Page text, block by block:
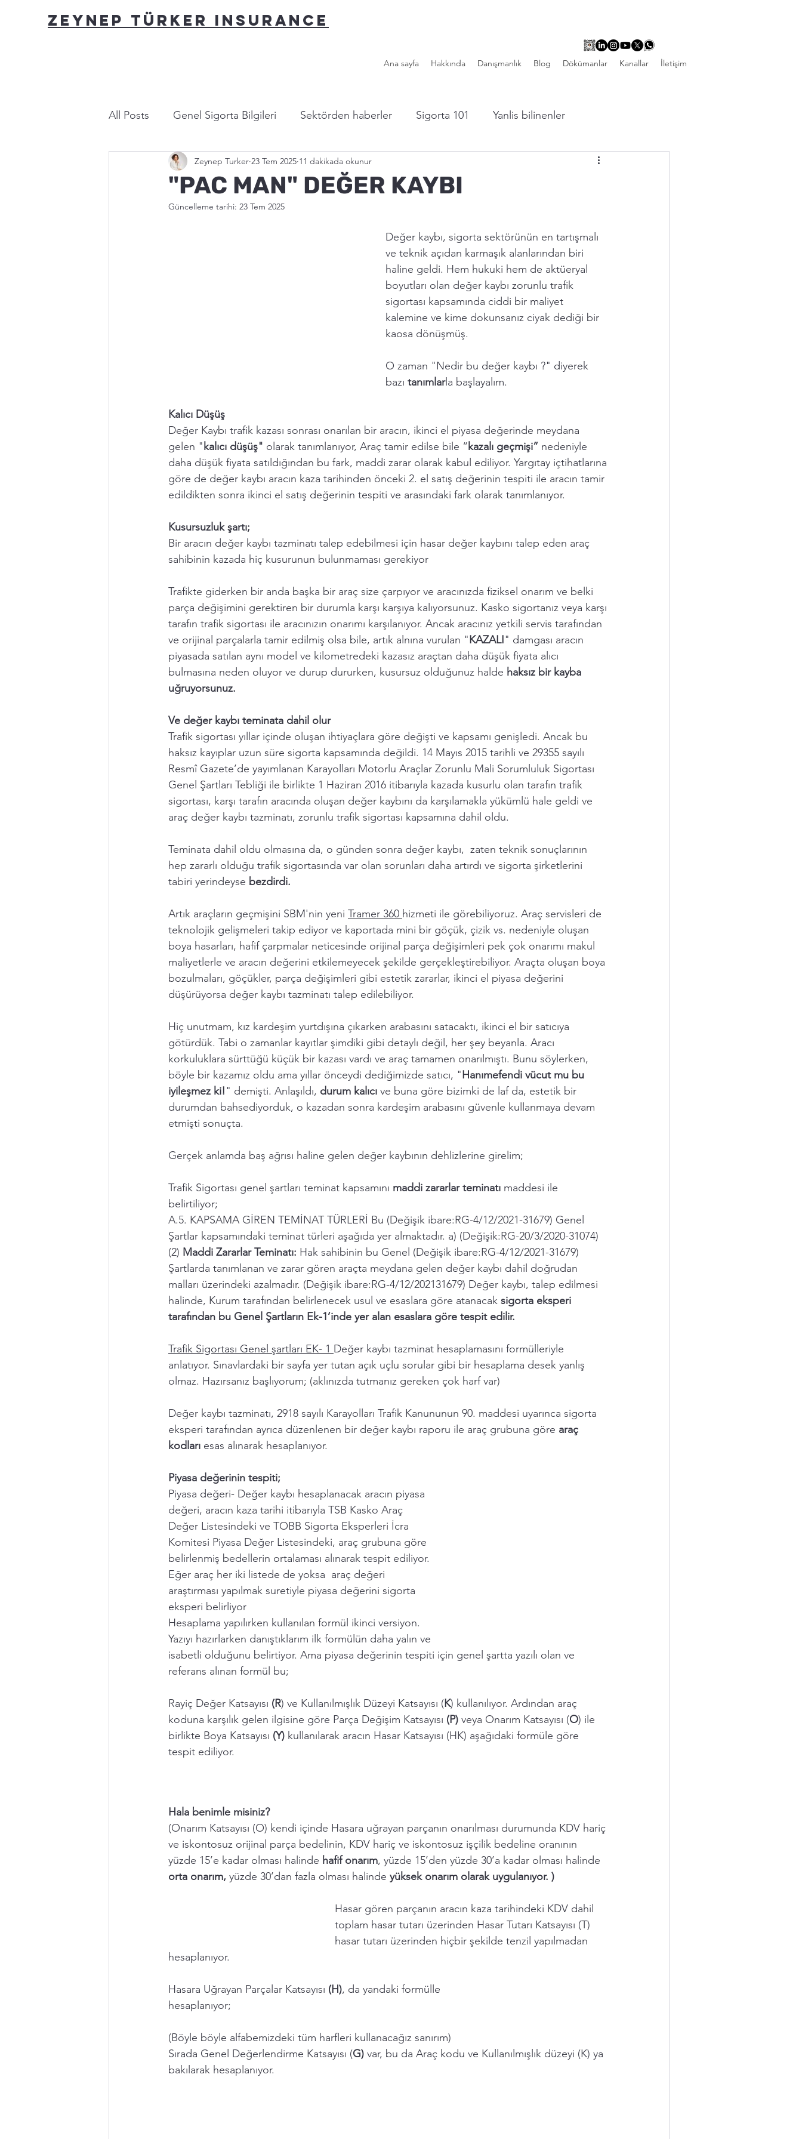
ZEYNEP TÜRKER INSURANCE
Ana sayfa Hakkında Danışmanlık Blog Dökümanlar Kanallar İletişim
All Posts Genel Sigorta Bilgileri Sektörden haberler Sigorta 101 Yanlis bilinenler
Yasa ve Mevzuat Bu nasıl sigorta? Yazardan...
"PAC MAN" DEĞER KAYBI
Zeynep Turker 23 Tem 2025 11 dakikada okunur
Güncelleme tarihi: 23 Tem 2025
Değer kaybı, sigorta sektörünün en tartışmalı
ve teknik açıdan karmaşık alanlarından biri
haline geldi. Hem hukuki hem de aktüeryal
boyutları olan değer kaybı zorunlu trafik
sigortası kapsamında ciddi bir maliyet
kalemine ve kime dokunsanız ciyak dediği bir
kaosa dönüşmüş.
O zaman "Nedir bu değer kaybı ?" diyerek
bazı tanımlarla başlayalım.
Kalıcı Düşüş
Değer Kaybı trafik kazası sonrası onarılan bir aracın, ikinci el piyasa değerinde meydana
gelen " kalıcı düşüş" olarak tanımlanıyor, Araç tamir edilse bile “kazalı geçmişi” nedeniyle
daha düşük fiyata satıldığından bu fark, maddi zarar olarak kabul ediliyor. Yargıtay içtihatlarına
göre de değer kaybı aracın kaza tarihinden önceki 2. el satış değerinin tespiti ile aracın tamir
edildikten sonra ikinci el satış değerinin tespiti ve arasındaki fark olarak tanımlanıyor.
Kusursuzluk şartı;
Bir aracın değer kaybı tazminatı talep edebilmesi için hasar değer kaybını talep eden araç
sahibinin kazada hiç kusurunun bulunmaması gerekiyor
Trafikte giderken bir anda başka bir araç size çarpıyor ve aracınızda fiziksel onarım ve belki
parça değişimini gerektiren bir durumla karşı karşıya kalıyorsunuz. Kasko sigortanız veya karşı
tarafın trafik sigortası ile aracınızın onarımı karşılanıyor. Ancak aracınız yetkili servis tarafından
ve orijinal parçalarla tamir edilmiş olsa bile, artık alnına vurulan "KAZALI" damgası aracın
piyasada satılan aynı model ve kilometredeki kazasız araçtan daha düşük fiyata alıcı
bulmasına neden oluyor ve durup dururken, kusursuz olduğunuz halde haksız bir kayba
uğruyorsunuz.
Ve değer kaybı teminata dahil olur
Trafik sigortası yıllar içinde oluşan ihtiyaçlara göre değişti ve kapsamı genişledi. Ancak bu
haksız kayıplar uzun süre sigorta kapsamında değildi. 14 Mayıs 2015 tarihli ve 29355 sayılı
Resmî Gazete’de yayımlanan Karayolları Motorlu Araçlar Zorunlu Mali Sorumluluk Sigortası
Genel Şartları Tebliği ile birlikte 1 Haziran 2016 itibarıyla kazada kusurlu olan tarafın trafik
sigortası, karşı tarafın aracında oluşan değer kaybını da karşılamakla yükümlü hale geldi ve
araç değer kaybı tazminatı, zorunlu trafik sigortası kapsamına dahil oldu.
Teminata dahil oldu olmasına da, o günden sonra değer kaybı,  zaten teknik sonuçlarının
hep zararlı olduğu trafik sigortasında var olan sorunları daha artırdı ve sigorta şirketlerini
tabiri yerindeyse bezdirdi.
Artık araçların geçmişini SBM'nin yeni Tramer 360 hizmeti ile görebiliyoruz. Araç servisleri de
teknolojik gelişmeleri takip ediyor ve kaportada mini bir göçük, çizik vs. nedeniyle oluşan
boya hasarları, hafif çarpmalar neticesinde orijinal parça değişimleri pek çok onarımı makul
maliyetlerle ve aracın değerini etkilemeyecek şekilde gerçekleştirebiliyor. Araçta oluşan boya
bozulmaları, göçükler, parça değişimleri gibi estetik zararlar, ikinci el piyasa değerini
düşürüyorsa değer kaybı tazminatı talep edilebiliyor.
Hiç unutmam, kız kardeşim yurtdışına çıkarken arabasını satacaktı, ikinci el bir satıcıya
götürdük. Tabi o zamanlar kayıtlar şimdiki gibi detaylı değil, her şey beyanla. Aracı
korkuluklara sürttüğü küçük bir kazası vardı ve araç tamamen onarılmıştı. Bunu söylerken,
böyle bir kazamız oldu ama yıllar önceydi dediğimizde satıcı, "Hanımefendi vücut mu bu
iyileşmez ki! " demişti. Anlaşıldı, durum kalıcı ve buna göre bizimki de laf da, estetik bir
durumdan bahsediyorduk, o kazadan sonra kardeşim arabasını güvenle kullanmaya devam
etmişti sonuçta.
Gerçek anlamda baş ağrısı haline gelen değer kaybının dehlizlerine girelim;
Trafik Sigortası genel şartları teminat kapsamını maddi zararlar teminatı maddesi ile
belirtiliyor;
A.5. KAPSAMA GİREN TEMİNAT TÜRLERİ Bu (Değişik ibare:RG-4/12/2021-31679) Genel
Şartlar kapsamındaki teminat türleri aşağıda yer almaktadır. a) (Değişik:RG-20/3/2020-31074)
(2) Maddi Zararlar Teminatı: Hak sahibinin bu Genel (Değişik ibare:RG-4/12/2021-31679)
Şartlarda tanımlanan ve zarar gören araçta meydana gelen değer kaybı dahil doğrudan
malları üzerindeki azalmadır. (Değişik ibare:RG-4/12/202131679) Değer kaybı, talep edilmesi
halinde, Kurum tarafından belirlenecek usul ve esaslara göre atanacak sigorta eksperi
tarafından bu Genel Şartların Ek-1’inde yer alan esaslara göre tespit edilir.
Trafik Sigortası Genel şartları EK- 1 Değer kaybı tazminat hesaplamasını formülleriyle
anlatıyor. Sınavlardaki bir sayfa yer tutan açık uçlu sorular gibi bir hesaplama desek yanlış
olmaz. Hazırsanız başlıyorum; (aklınızda tutmanız gereken çok harf var)
Değer kaybı tazminatı, 2918 sayılı Karayolları Trafik Kanununun 90. maddesi uyarınca sigorta
eksperi tarafından ayrıca düzenlenen bir değer kaybı raporu ile araç grubuna göre araç
kodları esas alınarak hesaplanıyor.
Piyasa değerinin tespiti;
Piyasa değeri- Değer kaybı hesaplanacak aracın piyasa
değeri, aracın kaza tarihi itibarıyla TSB Kasko Araç
Değer Listesindeki ve TOBB Sigorta Eksperleri İcra
Komitesi Piyasa Değer Listesindeki, araç grubuna göre
belirlenmiş bedellerin ortalaması alınarak tespit ediliyor.
Eğer araç her iki listede de yoksa  araç değeri
araştırması yapılmak suretiyle piyasa değerini sigorta
eksperi belirliyor
Hesaplama yapılırken kullanılan formül ikinci versiyon.
Yazıyı hazırlarken danıştıklarım ilk formülün daha yalın ve
isabetli olduğunu belirtiyor. Ama piyasa değerinin tespiti için genel şartta yazılı olan ve
referans alınan formül bu;
Rayiç Değer Katsayısı (R) ve Kullanılmışlık Düzeyi Katsayısı (K) kullanılıyor. Ardından araç
koduna karşılık gelen ilgisine göre Parça Değişim Katsayısı (P) veya Onarım Katsayısı (O) ile
birlikte Boya Katsayısı (Y) kullanılarak aracın Hasar Katsayısı (HK) aşağıdaki formüle göre
tespit ediliyor.
Hala benimle misiniz?
(Onarım Katsayısı (O) kendi içinde Hasara uğrayan parçanın onarılması durumunda KDV hariç
ve iskontosuz orijinal parça bedelinin, KDV hariç ve iskontosuz işçilik bedeline oranının
yüzde 15’e kadar olması halinde hafif onarım, yüzde 15’den yüzde 30’a kadar olması halinde
orta onarım, yüzde 30’dan fazla olması halinde yüksek onarım olarak uygulanıyor. )
Hasar gören parçanın aracın kaza tarihindeki KDV dahil
toplam hasar tutarı üzerinden Hasar Tutarı Katsayısı (T)
hasar tutarı üzerinden hiçbir şekilde tenzil yapılmadan
hesaplanıyor.
Hasara Uğrayan Parçalar Katsayısı (H), da yandaki formülle
hesaplanıyor;
(Böyle böyle alfabemizdeki tüm harfleri kullanacağız sanırım)
Sırada Genel Değerlendirme Katsayısı (G) var, bu da Araç kodu ve Kullanılmışlık düzeyi (K) ya
bakılarak hesaplanıyor.